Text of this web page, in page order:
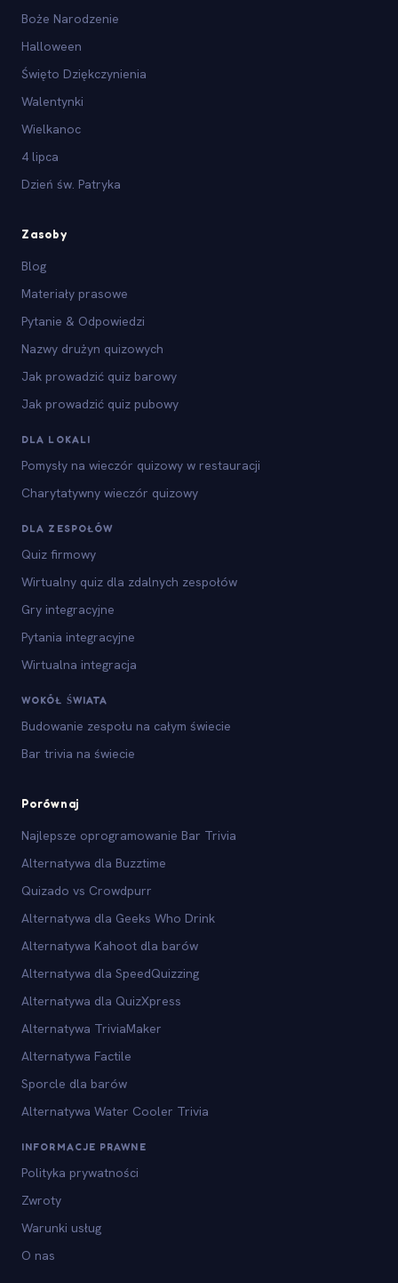
Boże Narodzenie
Halloween
Święto Dziękczynienia
Walentynki
Wielkanoc
4 lipca
Dzień św. Patryka
Zasoby
Blog
Materiały prasowe
Pytanie & Odpowiedzi
Nazwy drużyn quizowych
Jak prowadzić quiz barowy
Jak prowadzić quiz pubowy
DLA LOKALI
Pomysły na wieczór quizowy w restauracji
Charytatywny wieczór quizowy
DLA ZESPOŁÓW
Quiz firmowy
Wirtualny quiz dla zdalnych zespołów
Gry integracyjne
Pytania integracyjne
Wirtualna integracja
WOKÓŁ ŚWIATA
Budowanie zespołu na całym świecie
Bar trivia na świecie
Porównaj
Najlepsze oprogramowanie Bar Trivia
Alternatywa dla Buzztime
Quizado vs Crowdpurr
Alternatywa dla Geeks Who Drink
Alternatywa Kahoot dla barów
Alternatywa dla SpeedQuizzing
Alternatywa dla QuizXpress
Alternatywa TriviaMaker
Alternatywa Factile
Sporcle dla barów
Alternatywa Water Cooler Trivia
INFORMACJE PRAWNE
Polityka prywatności
Zwroty
Warunki usług
O nas